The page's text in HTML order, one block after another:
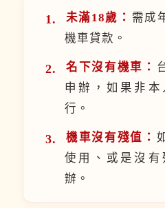
未滿18歲： 需成
機車貸款。
名下沒有機車：
申辦，如果非
行。
機車沒有殘值：
使用、或是沒有
辦。